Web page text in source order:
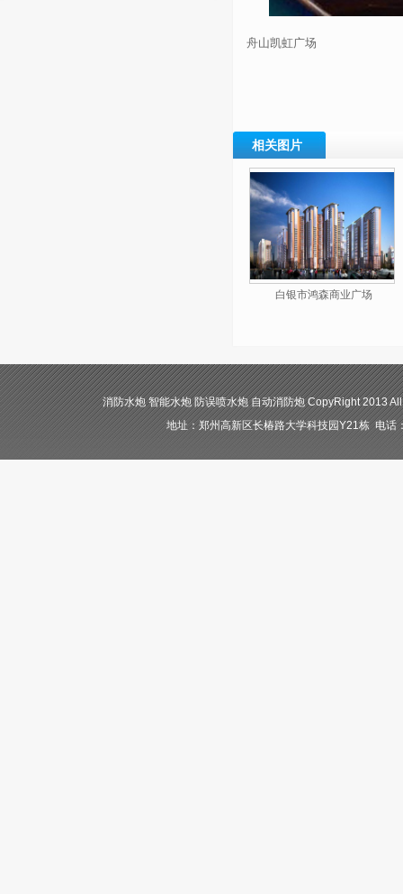
舟山凯虹广场
相关图片
白银市鸿森商业广场
消防水炮 智能水炮 防误喷水炮 自动消防炮 CopyRight 2013
地址：郑州高新区长椿路大学科技园Y21栋 电